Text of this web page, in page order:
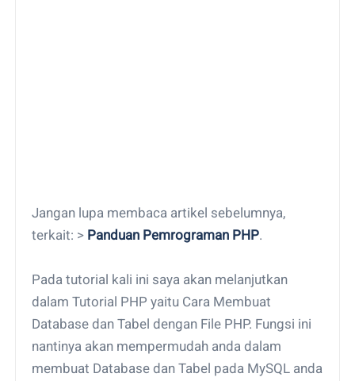
Jangan lupa membaca artikel sebelumnya,
terkait: > Panduan Pemrograman PHP.
Pada tutorial kali ini saya akan melanjutkan
dalam Tutorial PHP yaitu Cara Membuat
Database dan Tabel dengan File PHP. Fungsi ini
nantinya akan mempermudah anda dalam
membuat Database dan Tabel pada MySQL anda